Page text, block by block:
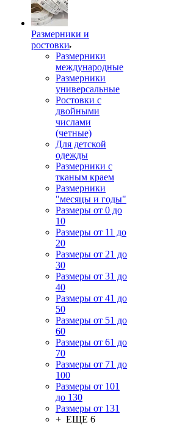
Размерники и
ростовки
Размерники
международные
Размерники
универсальные
Ростовки с
двойными
числами
(четные)
Для детской
одежды
Размерники с
тканым краем
Размерники
"месяцы и годы"
Размеры от 0 до
10
Размеры от 11 до
20
Размеры от 21 до
30
Размеры от 31 до
40
Размеры от 41 до
50
Размеры от 51 до
60
Размеры от 61 до
70
Размеры от 71 до
100
Размеры от 101
до 130
Размеры от 131
+ ЕЩЕ 6